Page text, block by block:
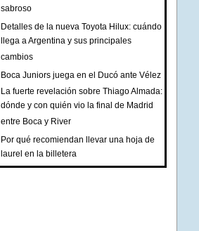
sabroso
Detalles de la nueva Toyota Hilux: cuándo
llega a Argentina y sus principales
cambios
Boca Juniors juega en el Ducó ante Vélez
La fuerte revelación sobre Thiago Almada:
dónde y con quién vio la final de Madrid
entre Boca y River
Por qué recomiendan llevar una hoja de
laurel en la billetera